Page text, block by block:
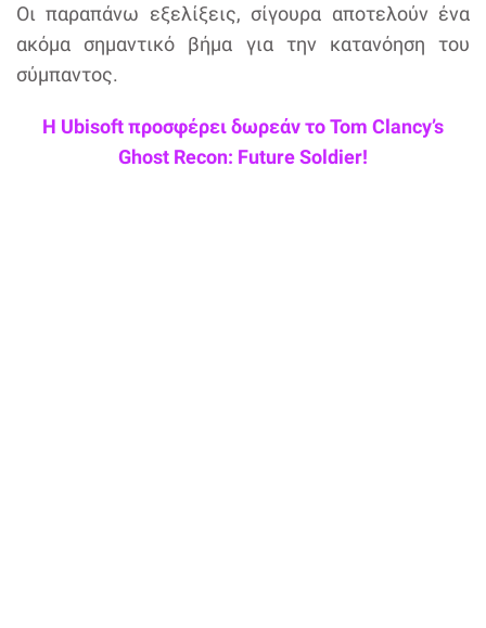
Οι παραπάνω εξελίξεις, σίγουρα αποτελούν ένα
ακόμα σημαντικό βήμα για την κατανόηση του
σύμπαντος.
Η Ubisoft προσφέρει δωρεάν το Tom Clancy’s
Ghost Recon: Future Soldier!